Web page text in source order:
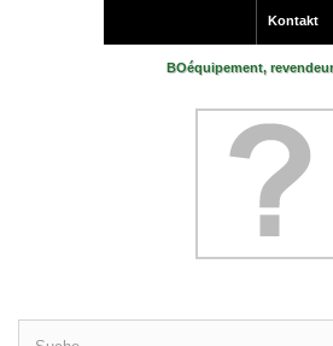
Kontakt
BOéquipement,